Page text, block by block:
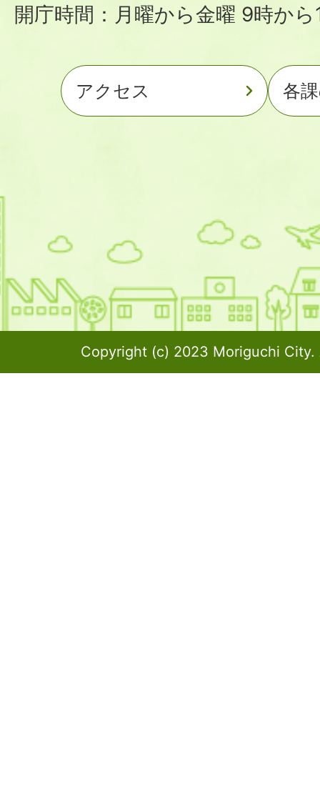
開庁時間：月曜から金曜 9時か
アクセス 各
Copyright (c) 2023 Moriguchi City.